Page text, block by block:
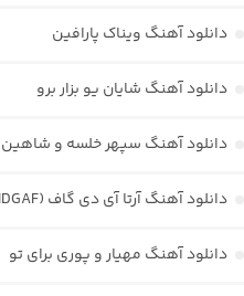
دانلود آهنگ ویناک پارافین
دانلود آهنگ شایان یو بزار برو
دانلود آهنگ سپهر خلسه و شاهین
دانلود آهنگ آرتا آی دی گاف (IDGAF)
دانلود آهنگ مهیار و پوری برای تو